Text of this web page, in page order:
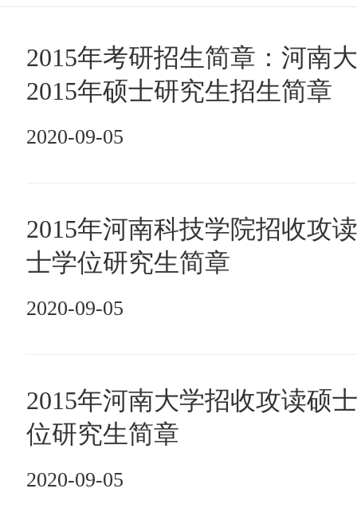
2015年考研招生简章：河南
2015年硕士研究生招生简章
2020-09-05
2015年河南科技学院招收攻
士学位研究生简章
2020-09-05
2015年河南大学招收攻读硕
位研究生简章
2020-09-05